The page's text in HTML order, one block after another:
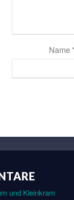
Name
und Kleinkram